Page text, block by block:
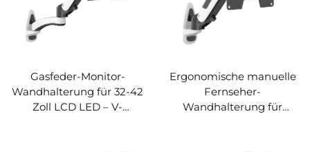
Gasfeder-Monitor-
Wandhalterung für 32-42
Zoll LCD LED – V-
Ergonomische manuelle
Fernseher-
Wandhalterung für